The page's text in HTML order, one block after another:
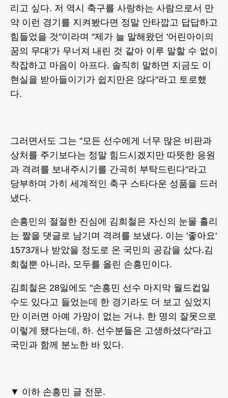
리고 싶다. 저 역시 축구를 사랑하는 사람으로서 만
약 이런 경기를 지켜봤다면 정말 안타깝고 답답하고
힘들었을 것"이라며 "제가 늘 말해왔던 '어린아이의
꿈의 무대'가 무너져 내린 것 같아 이루 말할 수 없이
착잡하고 마음이 아프다. 솔직히 말하면 지금도 이
현실을 받아들이기가 쉽지만은 않다"라고 토로했
다.
그러면서도 그는 "모든 선수에게 너무 많은 비판과
상처를 주기보다는 정말 힘드시겠지만 따뜻한 응원
과 격려를 보내주시기를 간곡히 부탁드린다"라고
당부하며 가히 세계적인 축구 스타다운 성품을 드러
냈다.
손흥민의 절절한 진심에 김희철은 자신의 눈물 흘리
는 짤을 댓글로 남기며 격려를 보냈다. 이는 '좋아요'
1573개나 받았을 정도로 온 국민의 공감을 샀다.김
희철뿐 아니라, 모두를 올린 손흥민이다.
김희철은 28일에도 "손흥민 선수 마지막 월드컵일
수도 있다고 들었는데 한 경기라도 더 보고 싶었지
만 이러면 아예 가망이 없는 거냐. 한 명의 잘못으로
이렇게 됐다는데, 하. 선수분들은 고생하셨다"라고
국민과 함께 분노한 바 있다.
▼ 이하 손흥민 글 전문.